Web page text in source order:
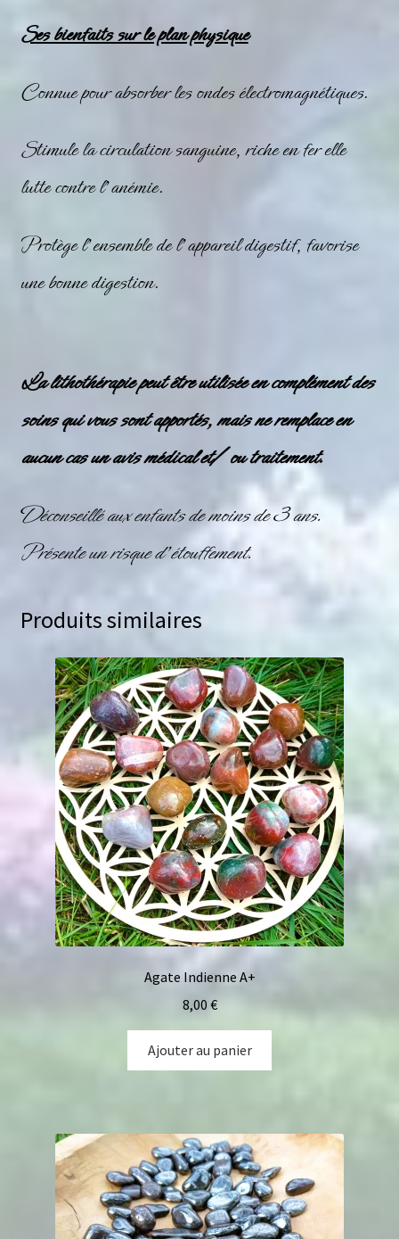
Ses bienfaits sur le plan physique
Connue pour absorber les ondes électromagnétiques.
Stimule la circulation sanguine, riche en fer elle
lutte contre l’anémie.
Protège l’ensemble de l’appareil digestif, favorise
une bonne digestion.
La lithothérapie peut être utilisée en complément des
soins qui vous sont apportés, mais ne remplace en
aucun cas un avis médical et/ ou traitement.
Déconseillé aux enfants de moins de 3 ans.
Présente un risque d’étouffement.
Produits similaires
Agate Indienne A+
8,00 €
Ajouter au panier